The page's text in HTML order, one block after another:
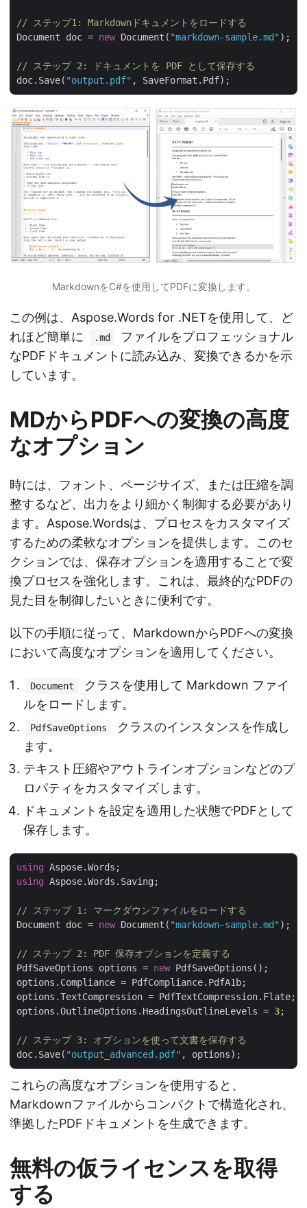
// ステップ1: Markdownドキュメントをロードする
Document doc = new Document( "markdown-sample.md" );
// ステップ 2: ドキュメントを PDF として保存する
doc.Save( "output.pdf"
MarkdownをC#を使用してPDFに変換します。
この例は、Aspose.Words for .NETを使用して、ど
れほど簡単に
.md
ファイルをプロフェッショナル
なPDFドキュメントに読み込み、変換できるかを示
しています。
MDからPDFへの変換の高度
なオプション
時には、フォント、ページサイズ、または圧縮を調
整するなど、出力をより細かく制御する必要があり
ます。Aspose.Wordsは、プロセスをカスタマイズ
するための柔軟なオプションを提供します。このセ
クションでは、保存オプションを適用することで変
換プロセスを強化します。これは、最終的なPDFの
見た目を制御したいときに便利です。
以下の手順に従って、MarkdownからPDFへの変換
において高度なオプションを適用してください。
Document
クラスを使用して Markdown ファイ
ルをロードします。
PdfSaveOptions
クラスのインスタンスを作成し
ます。
テキスト圧縮やアウトラインオプションなどのプ
ロパティをカスタマイズします。
ドキュメントを設定を適用した状態でPDFとして
保存します。
using
using Aspose.Words.Saving;
// ステップ 1: マークダウンファイルをロードする
Document doc = new Document( "markdown-sample.md" );
// ステップ 2: PDF 保存オプションを定義する
PdfSaveOptions options = new PdfSaveOptions();
options.Compliance = PdfCompliance.PdfA1b;
options.TextCompression = PdfTextCompression.Flate;
options.OutlineOptions.HeadingsOutlineLevels = 3;
// ステップ 3: オプションを使って文書を保存する
doc.Save( "output_advanced.pdf"
これらの高度なオプションを使用すると、
Markdownファイルからコンパクトで構造化され、
準拠したPDFドキュメントを生成できます。
無料の仮ライセンスを取得
する